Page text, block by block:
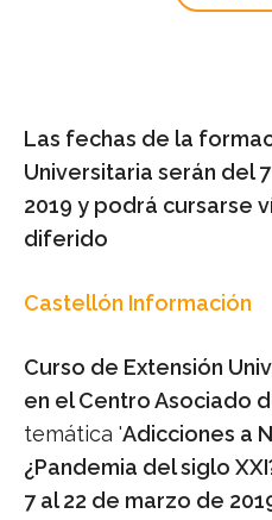
Las fechas de la
Universitaria serán del
2019 y podrá cursarse
diferido
Castellón Información
Curso de Extensión
en el Centro Asociado
temática 'Adicciones a
¿Pandemia del siglo
7 al 22 de marzo de